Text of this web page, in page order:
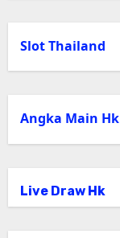
Slot Thailand
Angka Main Hk
Live Draw Hk